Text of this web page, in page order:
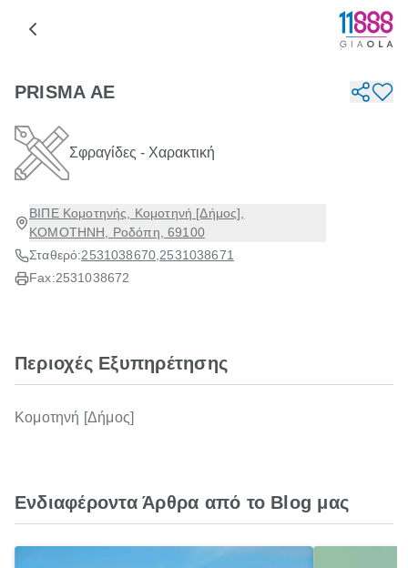
PRISMA AE
Σφραγίδες - Χαρακτική
ΒΙΠΕ Κομοτηνής, Κομοτηνή [Δήμος],
ΚΟΜΟΤΗΝΗ, Ροδόπη, 69100
Σταθερό:2531038670 2531038671
Fax:2531038672
Περιοχές Εξυπηρέτησης
Κομοτηνή [Δήμος]
Ενδιαφέροντα Άρθρα από το Blog μας